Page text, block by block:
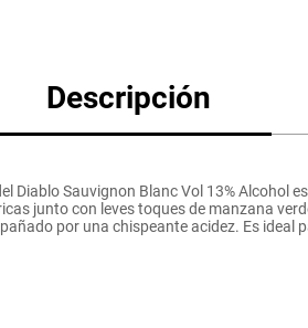
Descripción
Diablo Sauvignon Blanc Vol 13% Alcohol
junto con leves toques de manzana
por una chispeante acidez. Es